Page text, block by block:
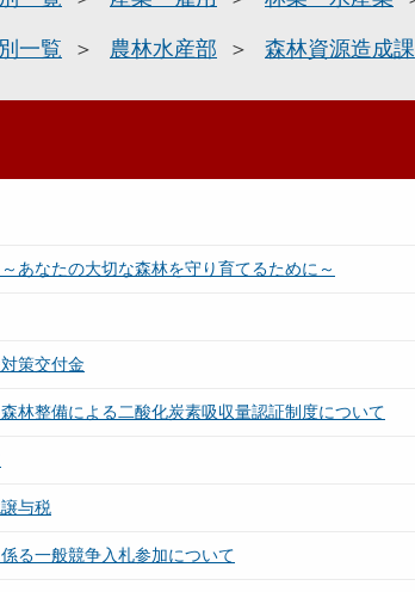
一覧 農林水産部 森林資源造成課
あなたの大切な森林を守り育てるために～
策交付金
森林整備による二酸化炭素吸収量認証制度について
与税
る一般競争入札参加について